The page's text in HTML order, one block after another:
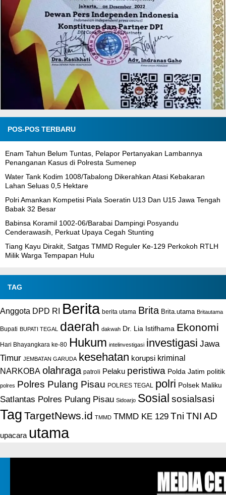
POS-POS TERBARU
Enam Tahun Belum Tuntas, Pelapor Pertanyakan Lambannya
Penanganan Kasus di Polresta Sumenep
Water Tank Kodim 1008/Tabalong Dikerahkan Atasi Kebakaran
Lahan Seluas 0,5 Hektare
Polri Amankan Kompetisi Piala Soeratin U13 Dan U15 Jawa Tengah
Babak 32 Besar
Babinsa Koramil 1002-06/Barabai Dampingi Posyandu
Cenderawasih, Perkuat Upaya Cegah Stunting
Tiang Kayu Dirakit, Satgas TMMD Reguler Ke-129 Perkokoh RTLH
Milik Warga Tempapan Hulu
TAG
Anggota DPD RI Berita berita utama Brita Brita.utama Britautama
Bupati BUPATI TEGAL daerah dakwah Dr. Lia Istifhama Ekonomi
Hari Bhayangkara ke-80 Hukum intelinvestigasi investigasi Jawa
Timur JEMBATAN GARUDA kesehatan korupsi kriminal
NARKOBA olahraga patroli Pelaku peristiwa Polda Jatim politik
polres Polres Pulang Pisau POLRES TEGAL polri Polsek Maliku
Satlantas Polres Pulang Pisau Sidoarjo Sosial sosialsasi
Tag TargetNews.id TMMD TMMD KE 129 Tni TNI AD
upacara utama